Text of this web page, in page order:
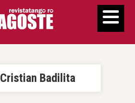
Cristian Badilita